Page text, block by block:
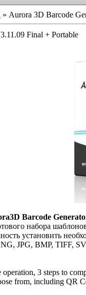
» Aurora 3D Barcode
Final + Portable
Barcode
набора
установить
JPG, BMP, TIFF,
3 steps to
from, including QR